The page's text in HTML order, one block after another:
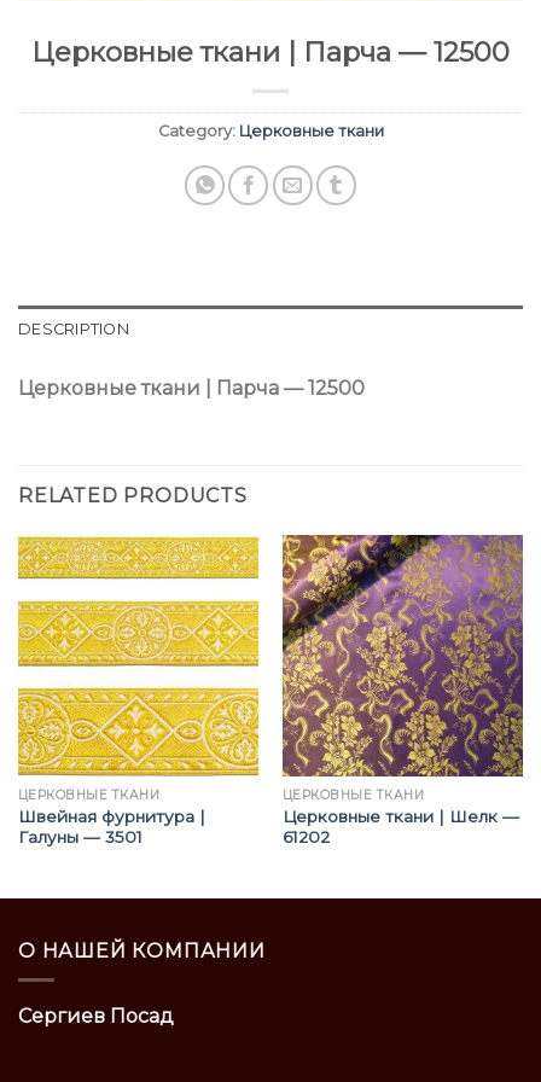
Церковные ткани | Парча — 12500
Category: Церковные ткани
DESCRIPTION
Церковные ткани | Парча — 12500
RELATED PRODUCTS
ЦЕРКОВНЫЕ ТКАНИ
Швейная фурнитура |
Галуны — 3501
ЦЕРКОВНЫЕ ТКАНИ
Церковные ткани | Шелк —
61202
О НАШЕЙ КОМПАНИИ
Сергиев Посад